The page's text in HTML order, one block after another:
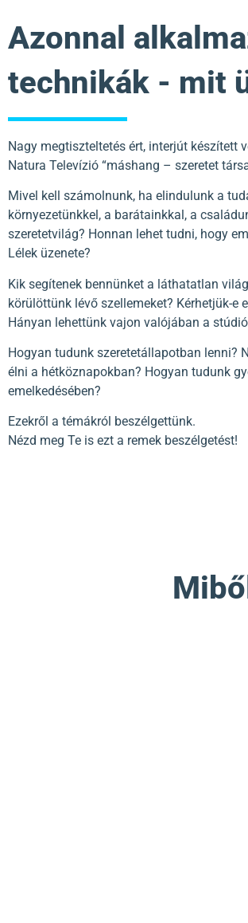
Azonnal
technikák - mit
Nagy megtiszteltetés ért, interjút készített
Natura Televízió “máshang – szeretet
Mivel kell számolnunk, ha elindulunk a
környezetünkkel, a barátainkkal, a
szeretetvilág? Honnan lehet tudni, hogy
Lélek üzenete?
Kik segítenek bennünket a láthatatlan
körülöttünk lévő szellemeket? Kérhetjük-e
Hányan lehettünk vajon valójában a
Hogyan tudunk szeretetállapotban lenni?
élni a hétköznapokban? Hogyan tudunk
emelkedésében?
Ezekről a témákról beszélgettünk.
Nézd meg Te is ezt a remek beszélgetést!